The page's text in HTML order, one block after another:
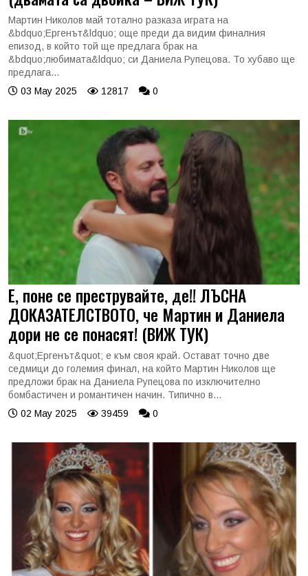
Мартин Николов май тотално разказа играта на
&bdquo;Ергенът&ldquo; още преди да видим финалния
епизод, в който той ще предлага брак на
&bdquo;любимата&ldquo; си Даниела Рупецова. То хубаво ще
предлага...
03 May 2025
12817 0
Е, поне се преструвайте, де!! ЛЪСНА
ДОКАЗАТЕЛСТВОТО, че Мартин и Даниела
дори не се понасят! (ВИЖ ТУК)
&quot;Ергенът&quot; е към своя край. Остават точно две
седмици до големия финал, на който Мартин Николов ще
предложи брак на Даниела Рупецова по изключително
бомбастичен и романтичен начин. Типично в...
02 May 2025
39459 0